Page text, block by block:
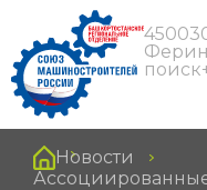
поиск
Новости